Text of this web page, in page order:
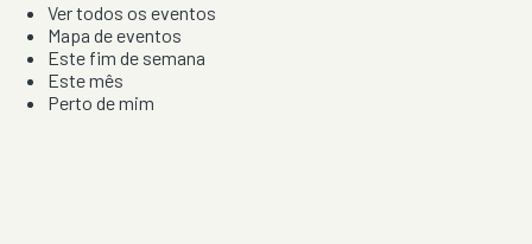
Ver todos os eventos
Mapa de eventos
Este fim de semana
Este mês
Perto de mim